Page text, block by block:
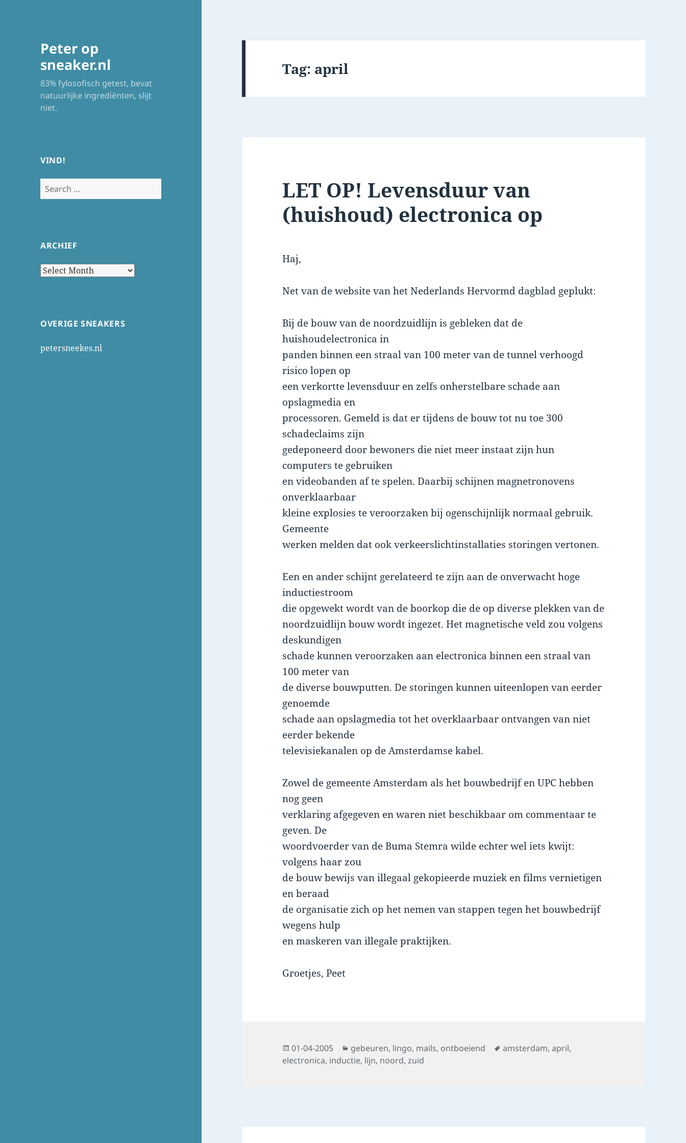
Peter op
sneaker.nl
83% fylosofisch getest, bevat
natuurlijke ingrediënten, slijt
niet.
VIND!
Search
for:
ARCHIEF
Archief
OVERIGE SNEAKERS
petersneekes.nl
Tag: april
LET OP! Levensduur van
(huishoud) electronica op
Haj,
Net van de website van het Nederlands Hervormd dagblad geplukt:
Bij de bouw van de noordzuidlijn is gebleken dat de
huishoudelectronica in
panden binnen een straal van 100 meter van de tunnel verhoogd
risico lopen op
een verkortte levensduur en zelfs onherstelbare schade aan
opslagmedia en
processoren. Gemeld is dat er tijdens de bouw tot nu toe 300
schadeclaims zijn
gedeponeerd door bewoners die niet meer instaat zijn hun
computers te gebruiken
en videobanden af te spelen. Daarbij schijnen magnetronovens
onverklaarbaar
kleine explosies te veroorzaken bij ogenschijnlijk normaal gebruik.
Gemeente
werken melden dat ook verkeerslichtinstallaties storingen vertonen.
Een en ander schijnt gerelateerd te zijn aan de onverwacht hoge
inductiestroom
die opgewekt wordt van de boorkop die de op diverse plekken van de
noordzuidlijn bouw wordt ingezet. Het magnetische veld zou volgens
deskundigen
schade kunnen veroorzaken aan electronica binnen een straal van
100 meter van
de diverse bouwputten. De storingen kunnen uiteenlopen van eerder
genoemde
schade aan opslagmedia tot het overklaarbaar ontvangen van niet
eerder bekende
televisiekanalen op de Amsterdamse kabel.
Zowel de gemeente Amsterdam als het bouwbedrijf en UPC hebben
nog geen
verklaring afgegeven en waren niet beschikbaar om commentaar te
geven. De
woordvoerder van de Buma Stemra wilde echter wel iets kwijt:
volgens haar zou
de bouw bewijs van illegaal gekopieerde muziek en films vernietigen
en beraad
de organisatie zich op het nemen van stappen tegen het bouwbedrijf
wegens hulp
en maskeren van illegale praktijken.
Groetjes, Peet
Posted
on
01-04-2005 Categories
gebeuren, lingo, mails, ontboeiend Tags
amsterdam,april,
electronica, inductie, lijn, noord,zuid